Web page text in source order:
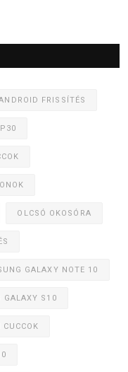
FRISSÍTÉS
OLCSÓ OKOSÓRA
GALAXY NOTE 10
GALAXY S10